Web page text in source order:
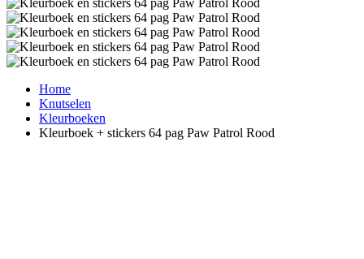
Home
Knutselen
Kleurboeken
Kleurboek + stickers 64 pag Paw Patrol Rood